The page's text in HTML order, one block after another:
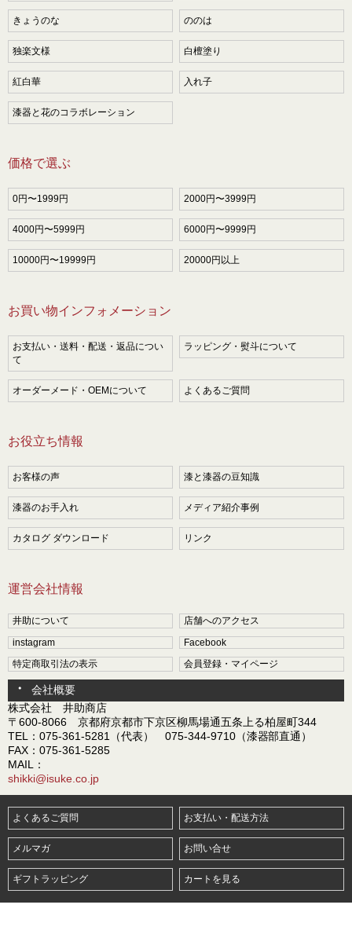
きょうのな ののは
独楽文様 白檀塗り
紅白華 入れ子
漆器と花のコラボレーション
価格で選ぶ
0円〜1999円 2000円〜3999円
4000円〜5999円 6000円〜9999円
10000円〜19999円 20000円以上
お買い物インフォメーション
お支払い・送料・配送・返品につい
て
ラッピング・熨斗について
オーダーメード・OEMについて よくあるご質問
お役立ち情報
お客様の声 漆と漆器の豆知識
漆器のお手入れ メディア紹介事例
カタログ ダウンロード リンク
運営会社情報
井助について
店舗へのアクセス
instagram
Facebook
特定商取引法の表示
会員登録・マイページ
会社概要
株式会社 井助商店
〒600-8066 京都府京都市下京区柳馬場通五条上る柏屋町344
TEL：075-361-5281（代表） 075-344-9710（漆器部直通）
FAX：075-361-5285
MAIL：
shikki@isuke.co.jp
よくあるご質問 お支払い・配送方法
メルマガ お問い合せ
ギフトラッピング カートを見る